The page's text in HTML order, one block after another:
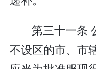
第三十一条
不设区的市、市